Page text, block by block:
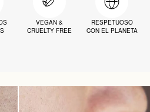
VEGAN &
CRUELTY FREE
RESPETUOSO
CON EL PLANETA